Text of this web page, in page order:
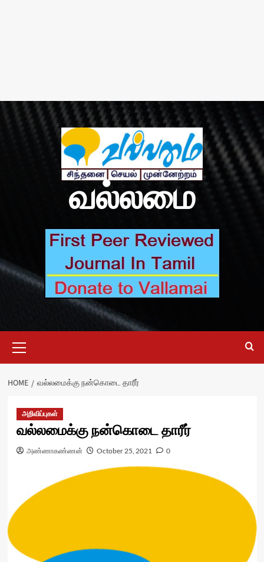
வல்லமை
Menu
HOME வல்லமைக்கு நன்கொடை தாரீர்
அறிவிப்புகள்
வல்லமைக்கு நன்கொடை தாரீர்
அண்ணாகண்ணன் October 25, 2021 0